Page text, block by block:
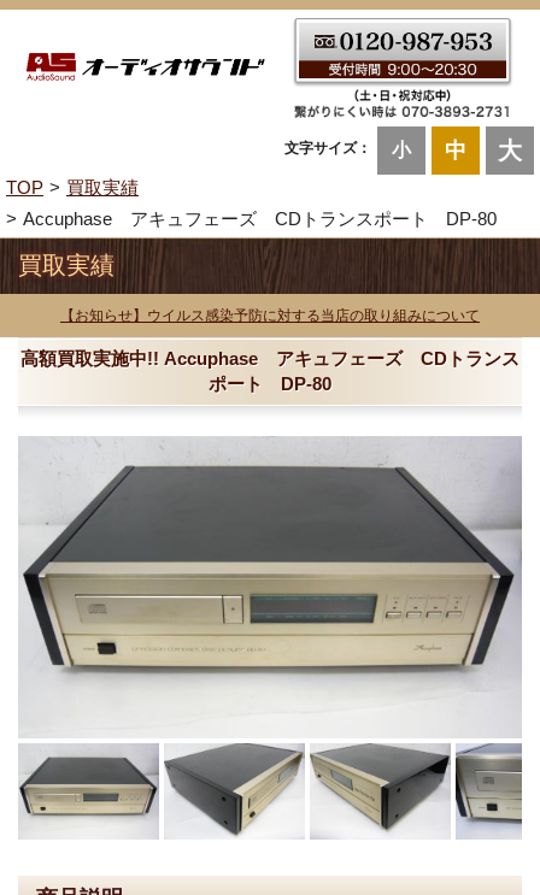
文字サイズ： 小 中 大
TOP
買取実績
Accuphase アキュフェーズ CDトランスポート DP-80
買取実績
【お知らせ】ウイルス感染予防に対する当店の取り組みについて
高額買取実施中!! Accuphase アキュフェーズ CDトランス
ポート DP-80